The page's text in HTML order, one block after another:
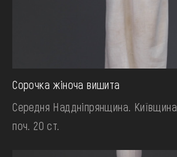
Сорочка жіноча вишита
Середня Наддніпрянщина. Київщина
поч. 20 ст.